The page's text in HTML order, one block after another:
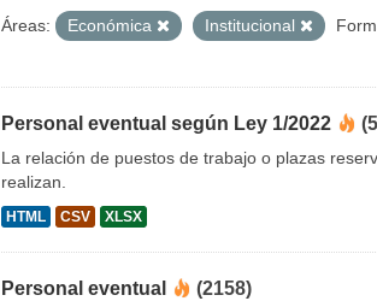
Áreas: Económica Institucional
Personal eventual según Ley 1/2022
La relación de puestos de trabajo o plazas
realizan.
HTML CSV XLSX
Personal eventual (2158)